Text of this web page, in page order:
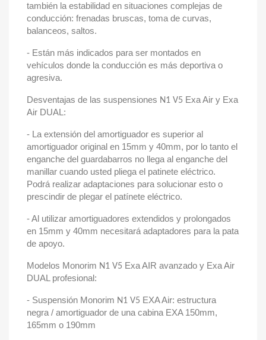
también la estabilidad en situaciones complejas de
conducción: frenadas bruscas, toma de curvas,
balanceos, saltos.
- Están más indicados para ser montados en
vehículos donde la conducción es más deportiva o
agresiva.
Desventajas de las suspensiones N1 V5 Exa Air y Exa
Air DUAL:
- La extensión del amortiguador es superior al
amortiguador original en 15mm y 40mm, por lo tanto el
enganche del guardabarros no llega al enganche del
manillar cuando usted pliega el patinete eléctrico.
Podrá realizar adaptaciones para solucionar esto o
prescindir de plegar el patínete eléctrico.
- Al utilizar amortiguadores extendidos y prolongados
en 15mm y 40mm necesitará adaptadores para la pata
de apoyo.
Modelos Monorim N1 V5 Exa AIR avanzado y Exa Air
DUAL profesional:
- Suspensión Monorim N1 V5 EXA Air: estructura
negra / amortiguador de una cabina EXA 150mm,
165mm o 190mm